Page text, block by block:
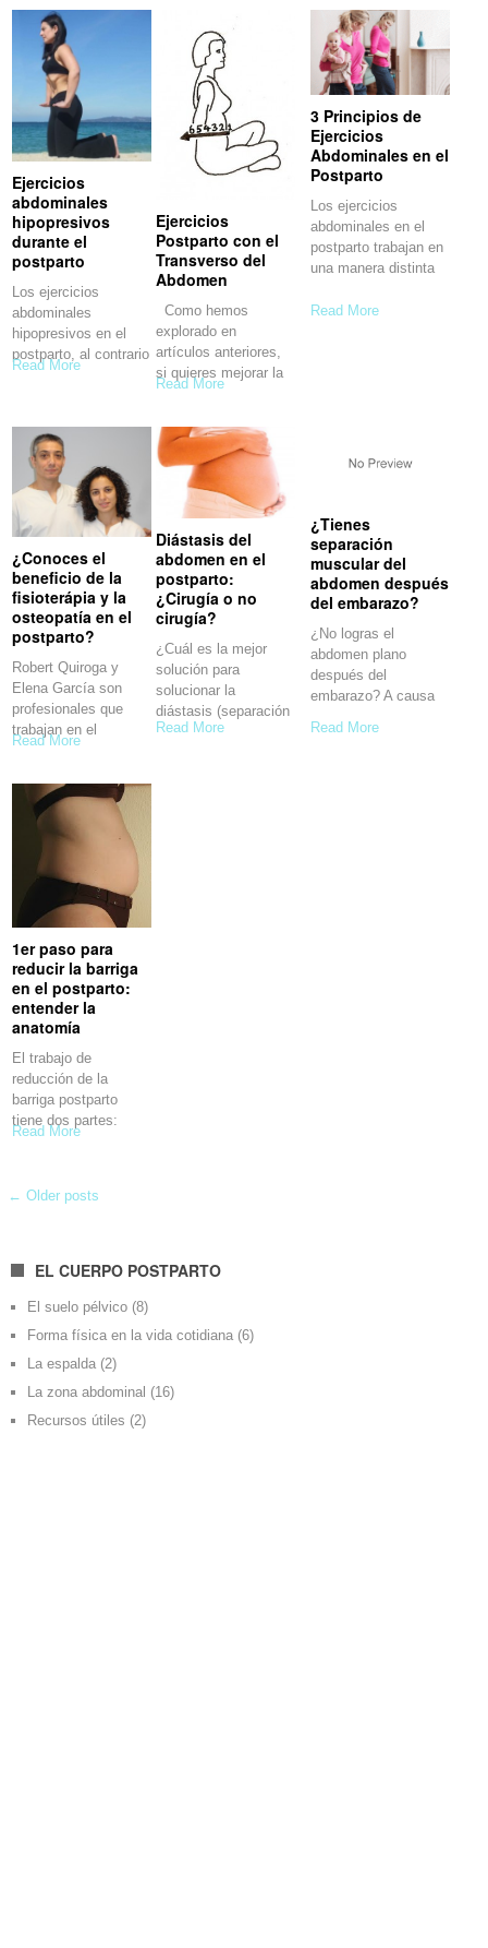
Ejercicios
abdominales
hipopresivos
durante el
postparto
Los ejercicios
abdominales
hipopresivos en el
postparto, al contrario
de los
Read More
Ejercicios
Postparto con el
Transverso del
Abdomen
Como hemos
explorado en
artículos anteriores,
si quieres mejorar la
Read More
3 Principios de
Ejercicios
Abdominales en el
Postparto
Los ejercicios
abdominales en el
postparto trabajan en
una manera distinta
Read More
¿Conoces el
beneficio de la
fisioterápia y la
osteopatía en el
postparto?
Robert Quiroga y
Elena García son
profesionales que
trabajan en el
Read More
Diástasis del
abdomen en el
postparto:
¿Cirugía o no
cirugía?
¿Cuál es la mejor
solución para
solucionar la
diástasis (separación
del
Read More
¿Tienes
separación
muscular del
abdomen después
del embarazo?
¿No logras el
abdomen plano
después del
embarazo? A causa
Read More
1er paso para
reducir la barriga
en el postparto:
entender la
anatomía
El trabajo de
reducción de la
barriga postparto
tiene dos partes:
Read More
← Older posts
EL CUERPO POSTPARTO
El suelo pélvico (8)
Forma física en la vida cotidiana (6)
La espalda (2)
La zona abdominal (16)
Recursos útiles (2)